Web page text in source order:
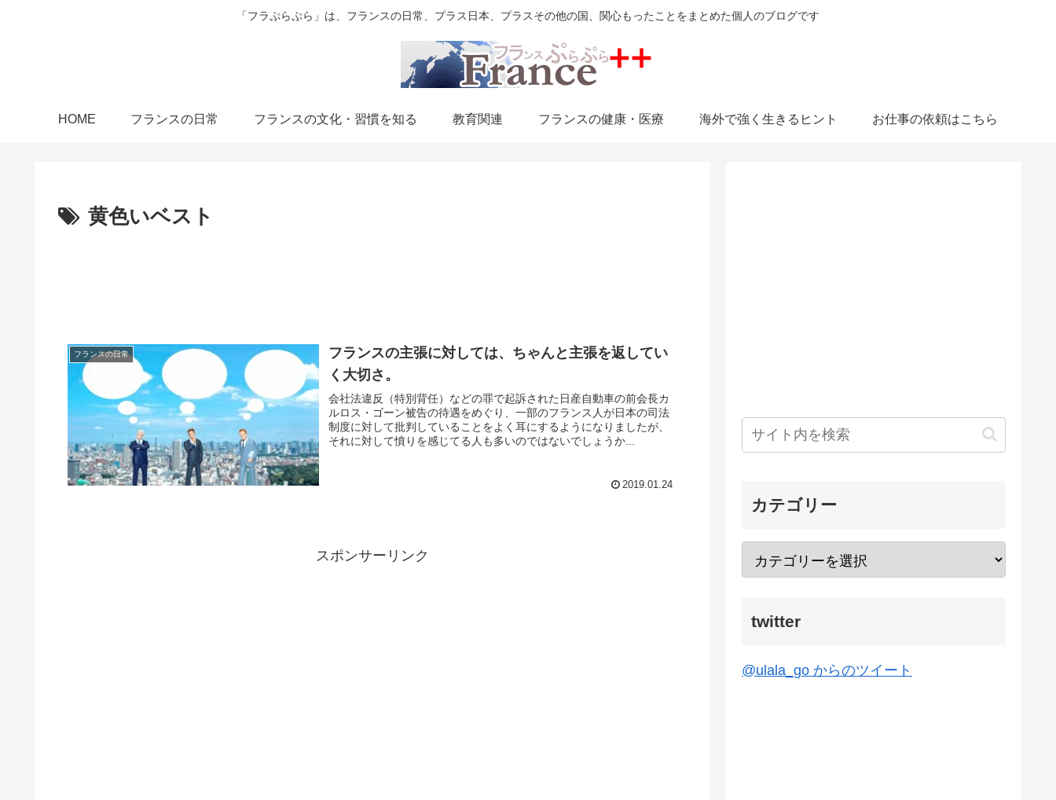
「フラぷらぷら」は、フランスの日常、プラス日本、プラスその他の国、関心もったことをまとめた個人のブログです
HOME フランスの日常 フランスの文化・習慣を知る 教育関連 フランスの健康・医療 海外で強く生きるヒント お仕事の依頼はこちら
黄色いベスト
フランスの日常
フランスの主張に対しては、ちゃんと主張を返してい
く大切さ。
会社法違反（特別背任）などの罪で起訴された日産自動車の前会長カ
ルロス・ゴーン被告の待遇をめぐり、一部のフランス人が日本の司法
制度に対して批判していることをよく耳にするようになりましたが、
それに対して憤りを感じてる人も多いのではないでしょうか...
2019.01.24
スポンサーリンク
カテゴリー
twitter
@ulala_go からのツイート